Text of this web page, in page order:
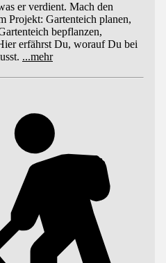
er verdient. Mach den
Projekt: Gartenteich planen,
bepflanzen,
erfährst Du, worauf Du bei
...mehr